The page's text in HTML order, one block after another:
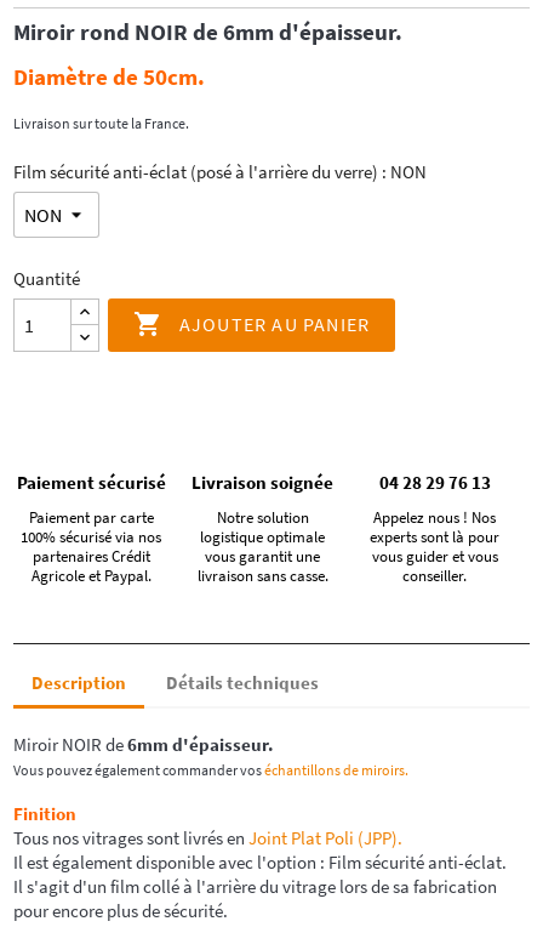
Miroir rond NOIRde 6mm d'épaisseur.
Diamètre de 50cm.
Livraison sur toute la France.
Film sécurité anti-éclat (posé à l'arrière du verre) : NON
Quantité
 AJOUTER AU PANIER
Paiement sécurisé
Paiement par carte
100% sécurisé via nos
partenaires Crédit
Agricole et Paypal.
Livraison soignée
Notre solution
logistique optimale
vous garantit une
livraison sans casse.
04 28 29 76 13
Appelez nous ! Nos
experts sont là pour
vous guider et vous
conseiller.
Description Détails techniques
Miroir NOIR de6mm d'épaisseur.
Vous pouvez également commander voséchantillons de miroirs.
Finition
Tous nos vitrages sont livrés enJoint Plat Poli (JPP).
Il est également disponible avec l'option : Film sécurité anti-éclat.
Il s'agit d'un film collé à l'arrière du vitrage lors de sa fabrication
pour encore plus de sécurité.